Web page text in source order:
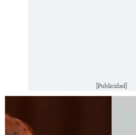
[Publicidad]